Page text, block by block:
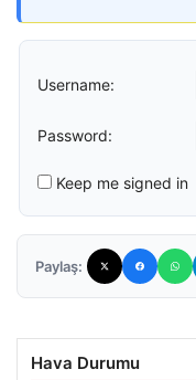
Username:
Password:
Keep me signed in
Paylaş:
Hava Durumu